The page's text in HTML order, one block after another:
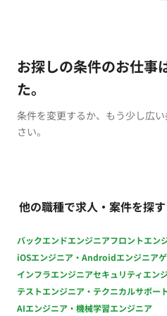
お探しの条件のお仕事
た。
条件を変更するか、もう少し広
さい。
他の職種で求人・案件を探す
バックエンドエンジニアフロントエン
iOSエンジニア・Androidエンジニア
インフラエンジニアセキュリティエン
テストエンジニア・テクニカルサポー
AIエンジニア・機械学習エンジニア